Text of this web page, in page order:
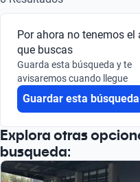
Busca por año
Busca por marca
Busca por modelo
Busca por año
Por ahora no tenemos el
que buscas
Guarda esta búsqueda y te
avisaremos cuando llegue
Guardar esta búsqueda
Explora otras
busqueda: